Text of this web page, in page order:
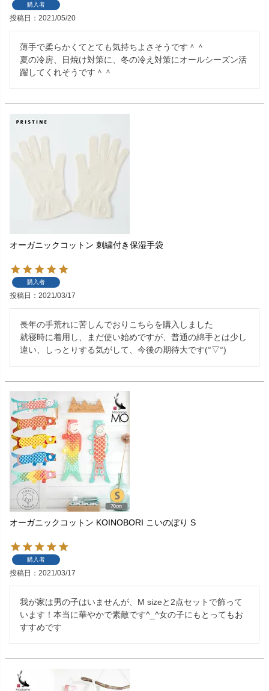
購入者
投稿日 2021/05/20
薄手で柔らかくてとても気持ちよさそうです＾＾
夏の冷房、日焼け対策に、冬の冷え対策にオールシーズン活
躍してくれそうです＾＾
オーガニックコットン 刺繍付き保湿手袋
購入者
投稿日 2021/03/17
長年の手荒れに苦しんでおりこちらを購入しました
就寝時に着用し、まだ使い始めですが、普通の綿手とは少し
違い、しっとりする気がして、今後の期待大です(°▽°)
オーガニックコットン KOINOBORI こいのぼり S
購入者
投稿日 2021/03/17
我が家は男の子はいませんが、M sizeと2点セットで飾って
います！本当に華やかで素敵です^_^女の子にもとってもお
すすめです